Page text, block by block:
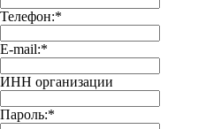
Телефон:*
E-mail:*
ИНН организации
Пароль:*